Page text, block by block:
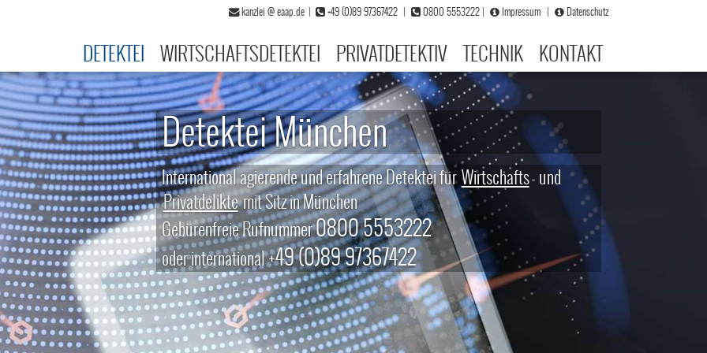
kanzlei @eaap.de | +49 (0)89 97367422 | 0800 5553222 | Impressum | Datenschutz
DETEKTEI WIRTSCHAFTSDETEKTEI PRIVATDETEKTIV TECHNIK KONTAKT
Detektei